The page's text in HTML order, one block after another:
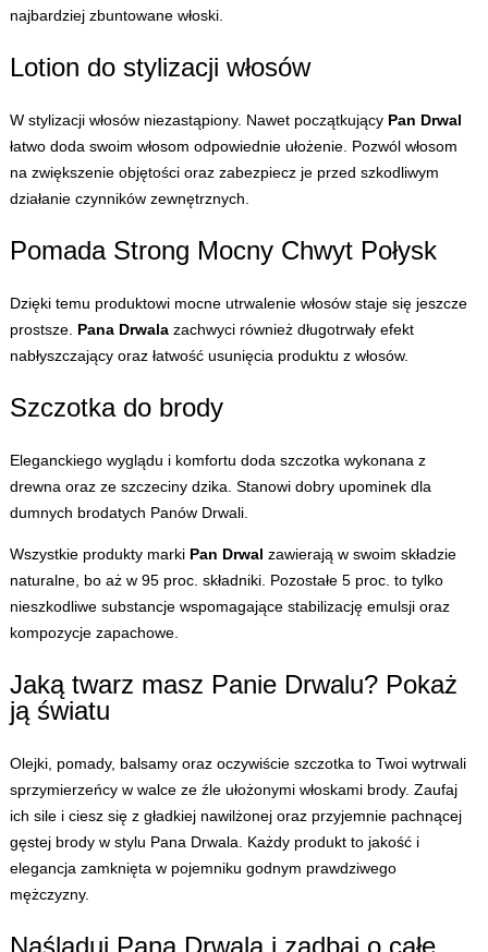
najbardziej zbuntowane włoski.
Lotion do stylizacji włosów
W stylizacji włosów niezastąpiony. Nawet początkujący Pan Drwal
łatwo doda swoim włosom odpowiednie ułożenie. Pozwól włosom
na zwiększenie objętości oraz zabezpiecz je przed szkodliwym
działanie czynników zewnętrznych.
Pomada Strong Mocny Chwyt Połysk
Dzięki temu produktowi mocne utrwalenie włosów staje się jeszcze
prostsze. Pana Drwalazachwyci również długotrwały efekt
nabłyszczający oraz łatwość usunięcia produktu z włosów.
Szczotka do brody
Eleganckiego wyglądu i komfortu doda szczotka wykonana z
drewna oraz ze szczeciny dzika. Stanowi dobry upominek dla
dumnych brodatych Panów Drwali.
Wszystkie produkty marki Pan Drwal zawierają w swoim składzie
naturalne, bo aż w 95 proc. składniki. Pozostałe 5 proc. to tylko
nieszkodliwe substancje wspomagające stabilizację emulsji oraz
kompozycje zapachowe.
Jaką twarz masz Panie Drwalu? Pokaż
ją światu
Olejki, pomady, balsamy oraz oczywiście szczotka to Twoi wytrwali
sprzymierzeńcy w walce ze źle ułożonymi włoskami brody. Zaufaj
ich sile i ciesz się z gładkiej nawilżonej oraz przyjemnie pachnącej
gęstej brody w stylu Pana Drwala. Każdy produkt to jakość i
elegancja zamknięta w pojemniku godnym prawdziwego
mężczyzny.